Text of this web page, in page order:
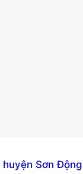
huyện Sơn Động